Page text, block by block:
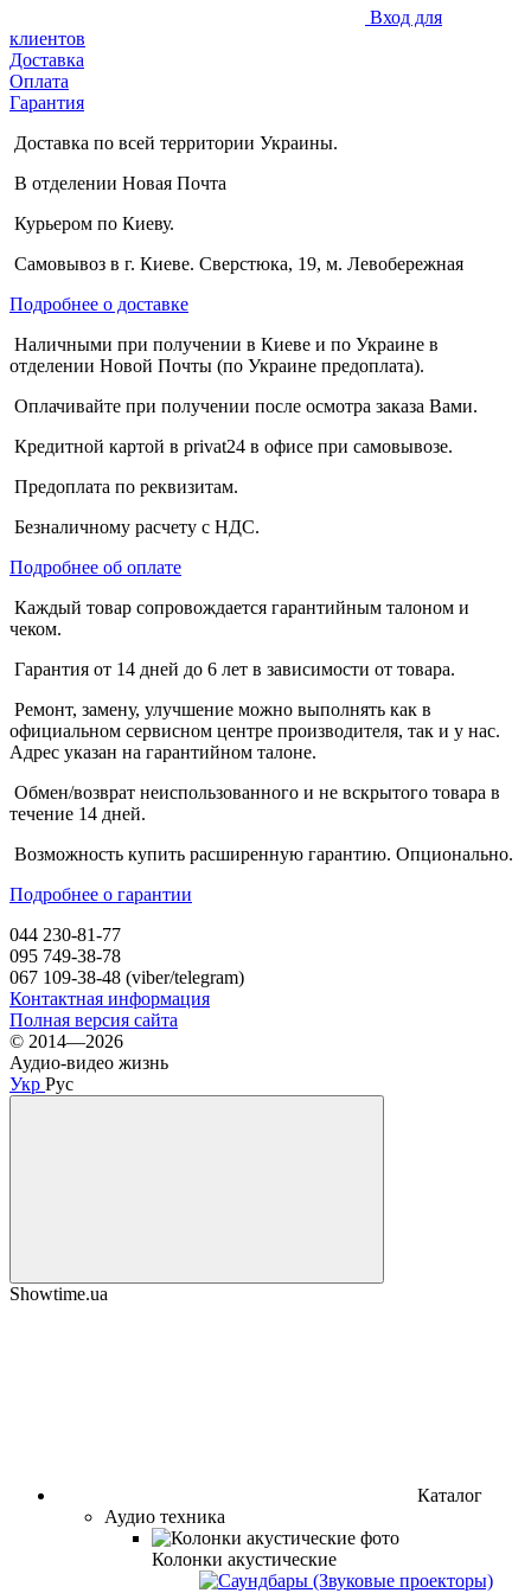
Вход для
клиентов
Доставка
Оплата
Гарантия
Доставка по всей территории Украины.
В отделении Новая Почта
Курьером по Киеву.
Самовывоз в г. Киеве. Сверстюка, 19, м. Левобережная
Подробнее о доставке
Наличными при получении в Киеве и по Украине в
отделении Новой Почты (по Украине предоплата).
Оплачивайте при получении после осмотра заказа Вами.
Кредитной картой в privat24 в офисе при самовывозе.
Предоплата по реквизитам.
Безналичному расчету с НДС.
Подробнее об оплате
Каждый товар сопровождается гарантийным талоном и
чеком.
Гарантия от 14 дней до 6 лет в зависимости от товара.
Ремонт, замену, улучшение можно выполнять как в
официальном сервисном центре производителя, так и у нас.
Адрес указан на гарантийном талоне.
Обмен/возврат неиспользованного и не вскрытого товара в
течение 14 дней.
Возможность купить расширенную гарантию. Опционально.
Подробнее о гарантии
044 230-81-77
095 749-38-78
067 109-38-48 (viber/telegram)
Контактная информация
Полная версия сайта
© 2014—2026
Аудио-видео жизнь
Укр Рус
Showtime.ua
Каталог
Аудио техника
Колонки акустические